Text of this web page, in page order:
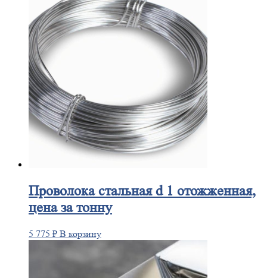
Проволокастальная d 1 отожженная,
цена за тонну
5 775 ₽ В корзину